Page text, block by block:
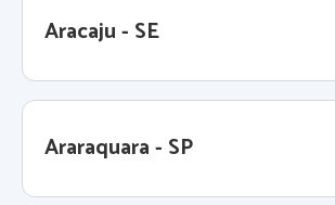
Aracaju - SE
Araraquara - SP